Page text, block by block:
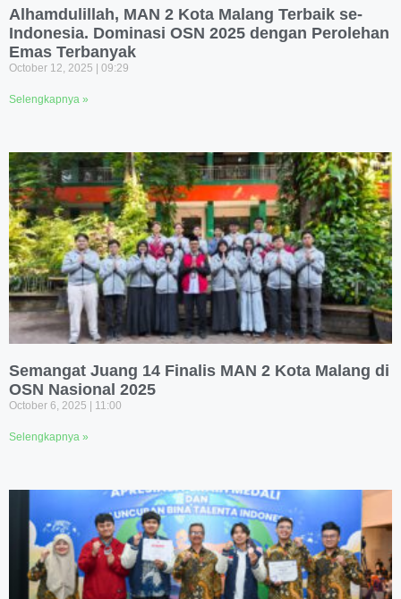
Alhamdulillah, MAN 2 Kota Malang Terbaik se-
Indonesia. Dominasi OSN 2025 dengan Perolehan
Emas Terbanyak
October 12, 2025 09:29
Selengkapnya »
Semangat Juang 14 Finalis MAN 2 Kota Malang di
OSN Nasional 2025
October 6, 2025 11:00
Selengkapnya »